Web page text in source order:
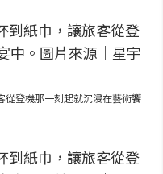
從登機那一刻起就沉浸在藝術饗